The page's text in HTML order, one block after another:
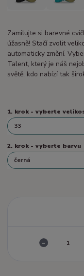
Zamilujte si barevné
úžasně! Stačí zvolit
automaticky změní.
Talent, který je náš
světě, kdo nabízí tak
1. krok - vyberte
2. krok - vyberte barvu